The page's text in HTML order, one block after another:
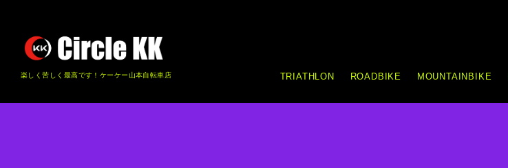
楽しく苦しく最高です！ケーケー山本自転車店 TRIATHLON ROADBIKE MOUNTAINBIKE